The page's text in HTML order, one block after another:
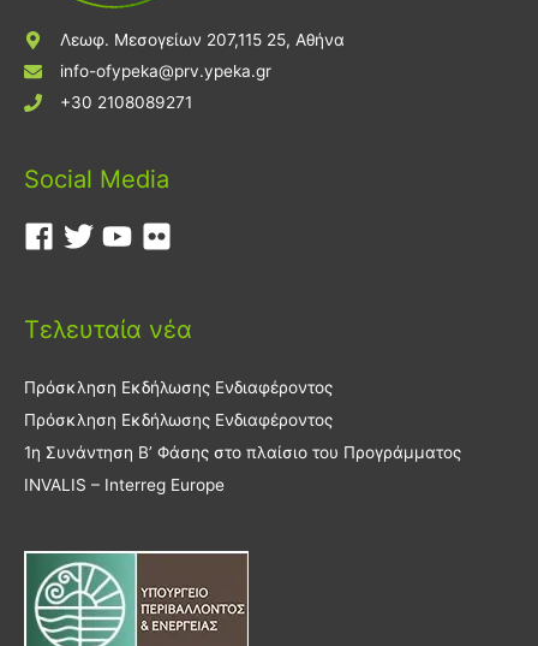
Λεωφ. Μεσογείων 207,115 25, Αθήνα
info-ofypeka@prv.ypeka.gr
+30 2108089271
Social Media
Τελευταία νέα
Πρόσκληση Εκδήλωσης Ενδιαφέροντος
Πρόσκληση Εκδήλωσης Ενδιαφέροντος
1η Συνάντηση Β’ Φάσης στο πλαίσιο του Προγράμματος
INVALIS – Interreg Europe